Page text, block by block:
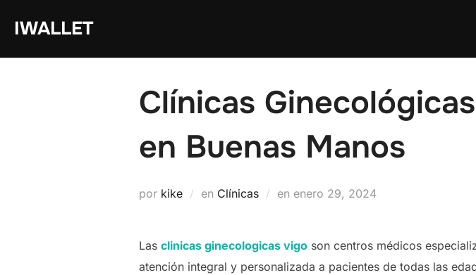
IWALLET
Clínicas
en Buenas Manos
por kike en Clínicas en Publicado
enero 29, 2024
Las clinicas ginecologicas vigo son centros médicos
atención integral y personalizada a pacientes de todas las